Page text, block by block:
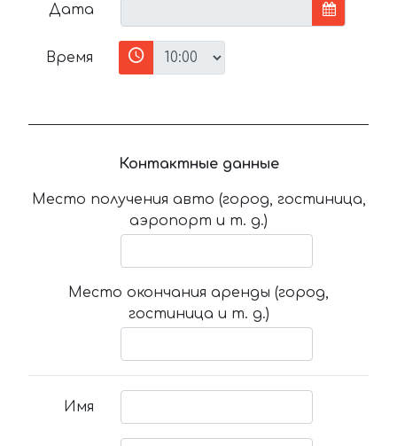
Дата
Время
Контактные данные
Место получения авто (город, гостиница,
аэропорт и т. д.)
Место окончания аренды (город,
гостиница и т. д.)
Имя